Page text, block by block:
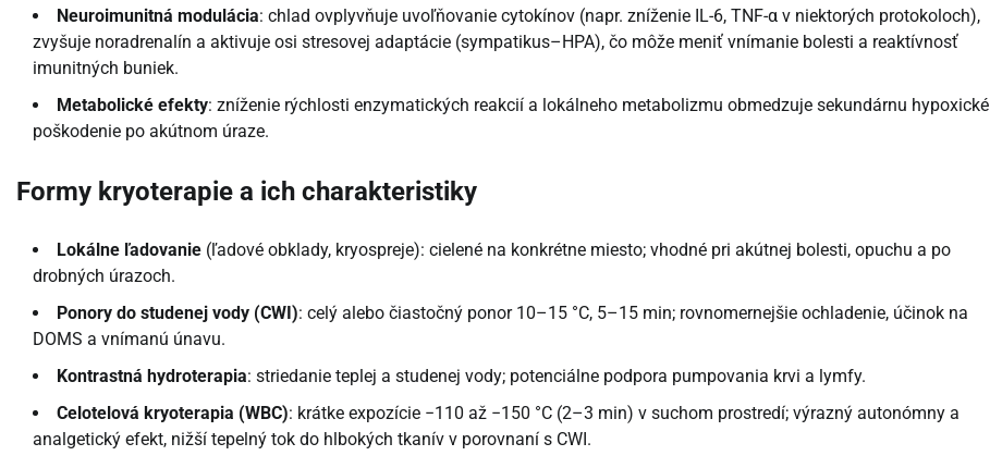
Neuroimunitná modulácia: chlad ovplyvňuje uvoľňovanie cytokínov (napr. zníženie IL-6, TNF-α v niektorých protokoloch),
zvyšuje noradrenalín a aktivuje osi stresovej adaptácie (sympatikus–HPA), čo môže meniť vnímanie bolesti a reaktívnosť
imunitných buniek.
Metabolické efekty: zníženie rýchlosti enzymatických reakcií a lokálneho metabolizmu obmedzuje sekundárnu hypoxické
poškodenie po akútnom úraze.
Formy kryoterapie a ich charakteristiky
Lokálne ľadovanie (ľadové obklady, kryospreje): cielené na konkrétne miesto; vhodné pri akútnej bolesti, opuchu a po
drobných úrazoch.
Ponory do studenej vody (CWI): celý alebo čiastočný ponor 10–15 °C, 5–15 min; rovnomernejšie ochladenie, účinok na
DOMS a vnímanú únavu.
Kontrastná hydroterapia: striedanie teplej a studenej vody; potenciálne podpora pumpovania krvi a lymfy.
Celotelová kryoterapia (WBC): krátke expozície −110 až −150 °C (2–3 min) v suchom prostredí; výrazný autonómny a
analgetický efekt, nižší tepelný tok do hlbokých tkanív v porovnaní s CWI.